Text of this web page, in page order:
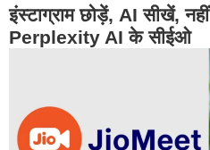
इंस्टाग्राम छोड़ें, AI सीखें,
Perplexity AI के सीईओ